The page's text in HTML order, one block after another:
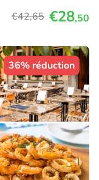
€42,65 €28,50
36% réduction